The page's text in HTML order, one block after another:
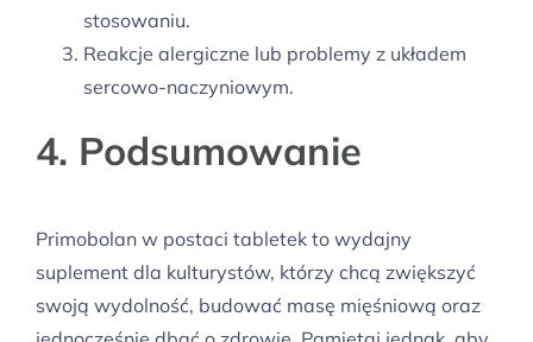
stosowaniu.
Reakcje alergiczne lub problemy z układem
sercowo-naczyniowym.
4. Podsumowanie
Primobolan w postaci tabletek to wydajny
suplement dla kulturystów, którzy chcą zwiększyć
swoją wydolność, budować masę mięśniową oraz